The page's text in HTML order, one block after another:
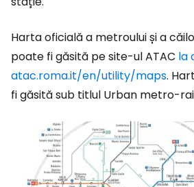
Harta oficială a metroului și a
poate fi găsită pe site-ul ATAC la
atac.roma.it/en/utility/maps.
fi găsită sub titlul Urban metro-